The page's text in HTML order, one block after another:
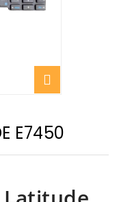
E7450